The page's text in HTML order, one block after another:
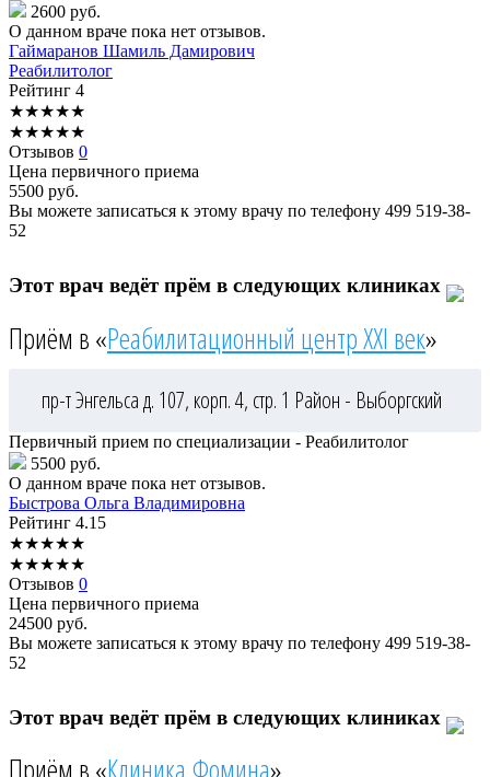
2600 руб.
О данном враче пока нет отзывов.
Гаймаранов Шамиль Дамирович
Реабилитолог
Рейтинг 4
★★★★★
★★★★★
Отзывов 0
Цена первичного приема
5500 руб.
Вы можете записаться к этому врачу по телефону 499 519-38-
52
Этот врач ведёт прём в следующих клиниках
Приём в «Реабилитационный центр XXI век»
пр-т Энгельса д. 107, корп. 4, стр. 1 Район - Выборгский
Первичный прием по специализации - Реабилитолог
5500 руб.
О данном враче пока нет отзывов.
Быстрова Ольга Владимировна
Рейтинг 4.15
★★★★★
★★★★★
Отзывов 0
Цена первичного приема
24500 руб.
Вы можете записаться к этому врачу по телефону 499 519-38-
52
Этот врач ведёт прём в следующих клиниках